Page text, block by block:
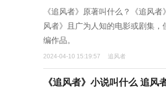
《追风者》原著叫什么？《追风
风者》且广为人知的电影或剧集
编作品。
2024-04-10 15:19:57 追风者
《追风者》小说叫什么 追风